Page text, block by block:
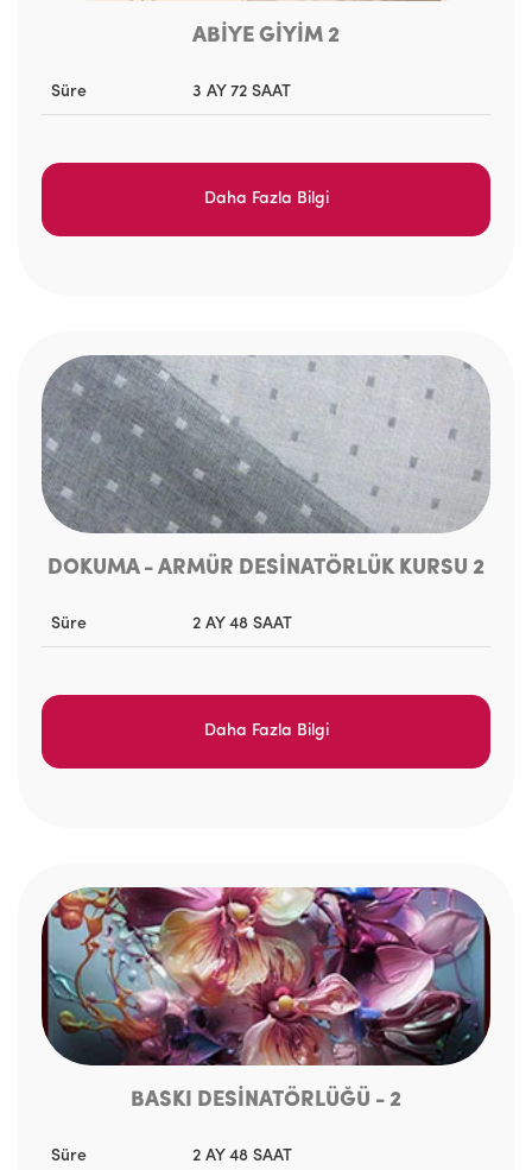
ABİYE GİYİM 2
Süre 3 AY 72 SAAT
Daha Fazla Bilgi
DOKUMA - ARMÜR DESİNATÖRLÜK KURSU 2
Süre 2 AY 48 SAAT
Daha Fazla Bilgi
BASKI DESİNATÖRLÜĞÜ - 2
Süre 2 AY 48 SAAT